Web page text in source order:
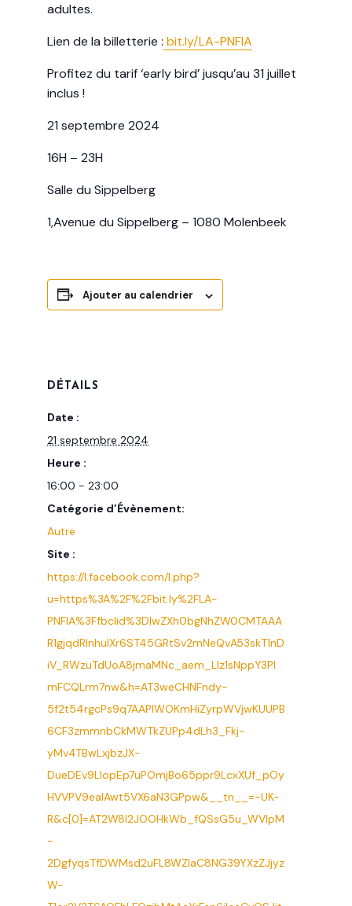
adultes.
Lien de la billetterie : bit.ly/LA-PNFIA
Profitez du tarif ‘early bird’ jusqu’au 31 juillet
inclus !
21 septembre 2024
16H – 23H
Salle du Sippelberg
1,Avenue du Sippelberg – 1080 Molenbeek
Ajouter au calendrier
DÉTAILS
Date :
21 septembre 2024
Heure :
16:00 - 23:00
Catégorie d’Évènement:
Autre
Site :
https://l.facebook.com/l.php?
u=https%3A%2F%2Fbit.ly%2FLA-
PNFIA%3Ffbclid%3DIwZXh0bgNhZW0CMTAAA
R1gjqdRlnhuIXr6ST45GRtSv2mNeQvA53skT1nD
iV_RWzuTdUoA8jmaMNc_aem_Llz1sNppY3Pl
mFCQLrm7nw&h=AT3weCHNFndy-
5f2t54rgcPs9q7AAPIWOKmHiZyrpWVjwKUUPB
6CF3zmmnbCkMWTkZUPp4dLh3_Fkj-
yMv4TBwLxjbzJX-
DueDEv9LIopEp7uPOmjBo65ppr9LcxXUf_pOy
HVVPV9eaIAwt5VX6aN3GPpw&__tn__=-UK-
R&c[0]=AT2W8l2JOOHkWb_fQSsG5u_WVlpM
-
2DgfyqsTfDWMsd2uFL8WZlaC8NG39YXzZJjyz
W-